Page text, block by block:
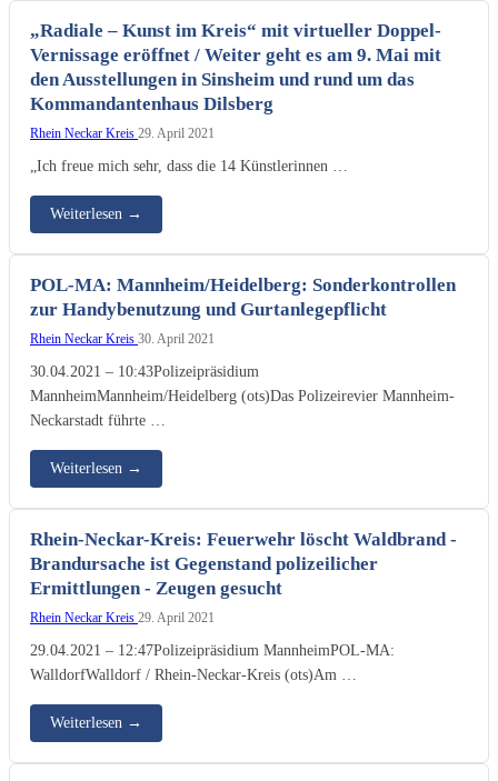
„Radiale – Kunst im Kreis“ mit virtueller Doppel-
Vernissage eröffnet / Weiter geht es am 9. Mai mit
den Ausstellungen in Sinsheim und rund um das
Kommandantenhaus Dilsberg
Rhein Neckar Kreis 29. April 2021
„Ich freue mich sehr, dass die 14 Künstlerinnen …
Weiterlesen →
POL-MA: Mannheim/Heidelberg: Sonderkontrollen
zur Handybenutzung und Gurtanlegepflicht
Rhein Neckar Kreis 30. April 2021
30.04.2021 – 10:43Polizeipräsidium
MannheimMannheim/Heidelberg (ots)Das Polizeirevier Mannheim-
Neckarstadt führte …
Weiterlesen →
Rhein-Neckar-Kreis: Feuerwehr löscht Waldbrand -
Brandursache ist Gegenstand polizeilicher
Ermittlungen - Zeugen gesucht
Rhein Neckar Kreis 29. April 2021
29.04.2021 – 12:47Polizeipräsidium MannheimPOL-MA:
WalldorfWalldorf / Rhein-Neckar-Kreis (ots)Am …
Weiterlesen →